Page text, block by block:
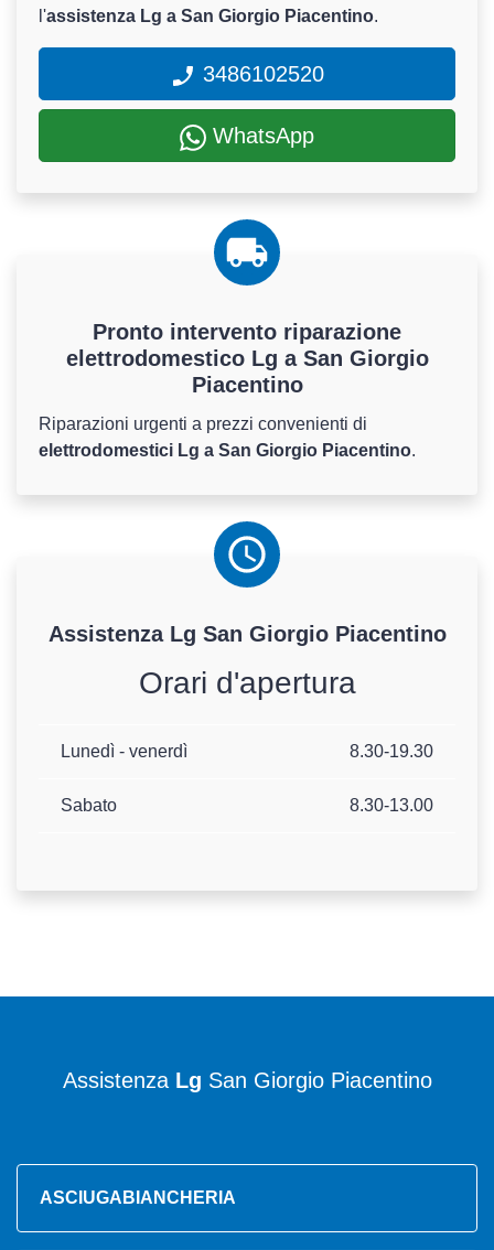
l'assistenza Lg a San Giorgio Piacentino.
3486102520
WhatsApp
Pronto intervento riparazione
elettrodomestico Lg a San Giorgio
Piacentino
Riparazioni urgenti a prezzi convenienti di
elettrodomestici Lg a San Giorgio Piacentino.
Assistenza Lg San Giorgio Piacentino
Orari d'apertura
Lunedì - venerdì 8.30-19.30
Sabato 8.30-13.00
Assistenza Lg San Giorgio Piacentino
ASCIUGABIANCHERIA